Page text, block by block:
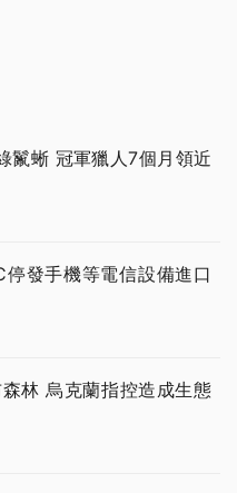
鬣蜥 冠軍獵人7個月領近
發手機等電信設備進口
林 烏克蘭指控造成生態